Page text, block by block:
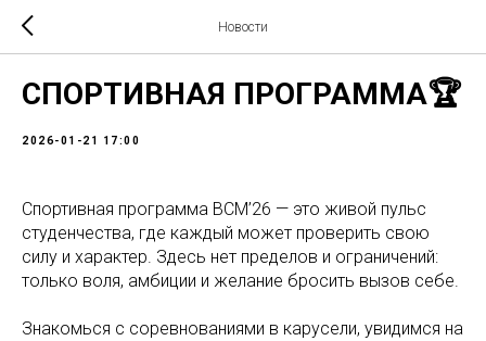
Новости
СПОРТИВНАЯ ПРОГРАММА🏆
2026-01-21 17:00
Спортивная программа ВСМ’26 — это живой пульс
студенчества, где каждый может проверить свою
силу и характер. Здесь нет пределов и ограничений:
только воля, амбиции и желание бросить вызов себе.
Знакомься с соревнованиями в карусели, увидимся на